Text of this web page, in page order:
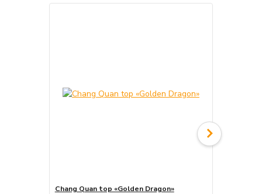
Chang Quan top «Golden Dragon»